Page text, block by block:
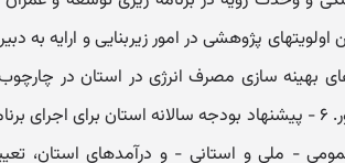
بهینه سازی مصرف انرژی در استان در
بخش انرژی کشور. ۶ - پیشنهاد بودجه سالانه استان برای
- ملی و استانی - و درآمدهای استان،